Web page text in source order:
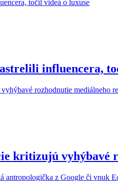
influencera,
kritizujú vyhýbavé